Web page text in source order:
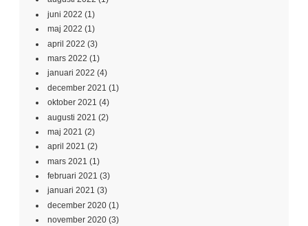
juni 2022 (1)
maj 2022 (1)
april 2022 (3)
mars 2022 (1)
januari 2022 (4)
december 2021 (1)
oktober 2021 (4)
augusti 2021 (2)
maj 2021 (2)
april 2021 (2)
mars 2021 (1)
februari 2021 (3)
januari 2021 (3)
december 2020 (1)
november 2020 (3)